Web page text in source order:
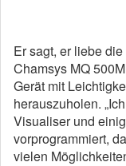
Er sagt, er liebe
Chamsys MQ
Gerät mit
herauszuholen.
Visualiser und
vorprogrammiert,
vielen